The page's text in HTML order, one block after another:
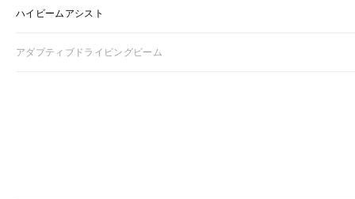
ハイビームアシスト
アダプティブドライビングビーム